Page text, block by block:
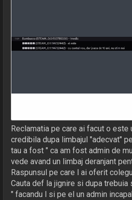
Reclamatia pe care ai facut o este
credibila dupa limbajul "adecvat"
tau a fost " ca am fost admin de
vede avand un limbaj deranjant
Raspunsul pe care l ai oferit
Cauta def la jignire si dupa trebuia
" facandu l si pe el un admin